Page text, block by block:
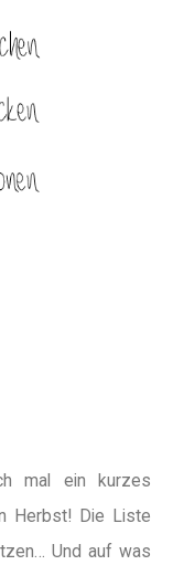
mal ein kurzes
Herbst! Die Liste
Und auf was